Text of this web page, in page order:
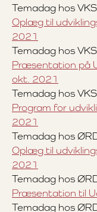
Temadag hos
Oplæg til
2021
Temadag hos
Præsentation på
okt. 2021
Temadag hos
Program for
2021
Temadag hos
Oplæg til
2021
Temadag hos
Præsentation til
Temadag hos